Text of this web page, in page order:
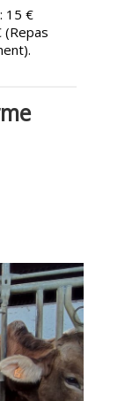
15 €
(Repas